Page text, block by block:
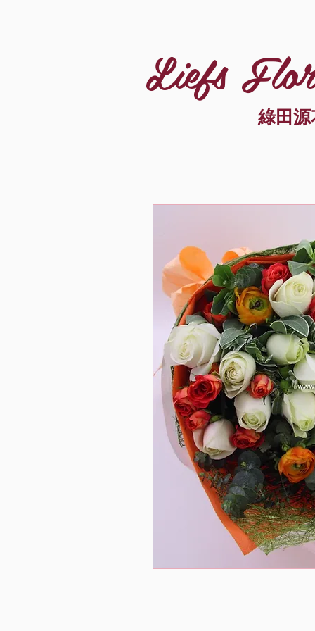
Liefs
綠田源